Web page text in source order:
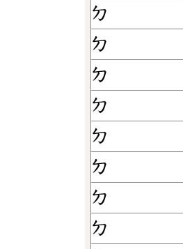
ㄉ
ㄉ
ㄉ
ㄉ
ㄉ
ㄉ
ㄉ
ㄉ